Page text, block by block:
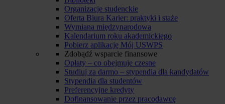
Organizacje studenckie
Oferta Biura Karier: praktyki i staże
Wymiana międzynarodowa
Kalendarium roku akademickiego
Pobierz aplikację Mój USWPS
Zdobądź wsparcie finansowe
Opłaty – co obejmuje czesne
Studiuj za darmo – stypendia dla kandydatów
Stypendia dla studentów
Preferencyjne kredyty
Dofinansowanie przez pracodawcę